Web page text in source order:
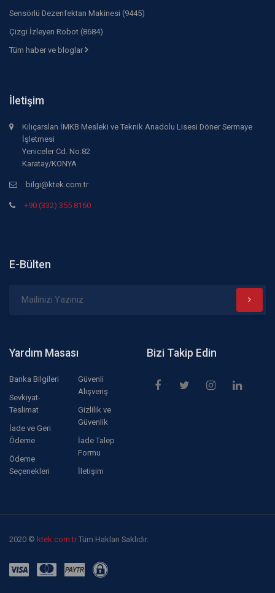
Sensörlü Dezenfektan Makinesi (9445)
Çizgi İzleyen Robot (8684)
Tüm haber ve bloglar
İletişim
Kılıçarslan İMKB Mesleki ve Teknik Anadolu Lisesi Döner Sermaye
İşletmesi
Yeniceler Cd. No:82
Karatay/KONYA
bilgi@ktek.com.tr
+90 (332) 355 8160
E-Bülten
Yardım Masası
Banka Bilgileri
Sevkiyat-
Teslimat
İade ve Geri
Ödeme
Ödeme
Seçenekleri
Güvenli
Alışveriş
Gizlilik ve
Güvenlik
İade Talep
Formu
İletişim
Bizi Takip Edin
2020 © ktek.com.trTüm Hakları Saklıdır.